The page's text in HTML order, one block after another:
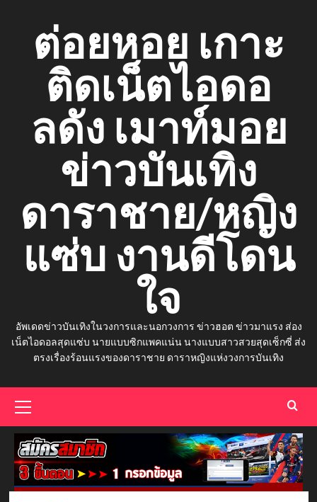
contentต่อยหอย เกาะ
ติดเน็ตไอดอ
ลดัง เมาท์มอย
ข่าวบันเทิง
ดาราชาย/หญิง
แซ่บ งานดีโดน
ใจ
อัพเดดข่าวบันเทิงในวงการและนอกวงการ ข่าวฮอต ข่าวมาแรง ส่อง
เน็ตไอดอลสุดแซ่บ นายแบบซิกแพคแน่น นางแบบสาวสวยสุดเซ็กซี่ ส่ง
ตรงเรื่องร้อนแรงของดาราชาย ดาราหญิงแห่งวงการบันเทิง
Menu